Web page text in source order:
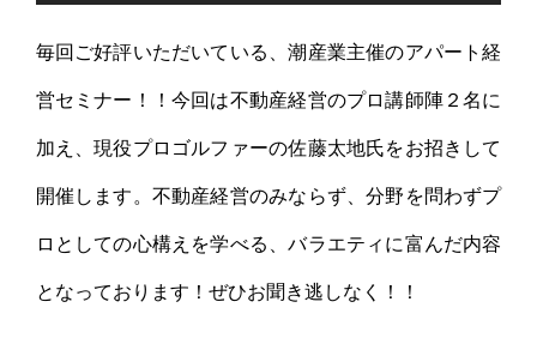
毎回ご好評いただいている、潮産業主催のアパート経
営セミナー！！今回は不動産経営のプロ講師陣２名に
加え、現役プロゴルファーの佐藤太地氏をお招きして
開催します。不動産経営のみならず、分野を問わずプ
ロとしての心構えを学べる、バラエティに富んだ内容
となっております！ぜひお聞き逃しなく！！